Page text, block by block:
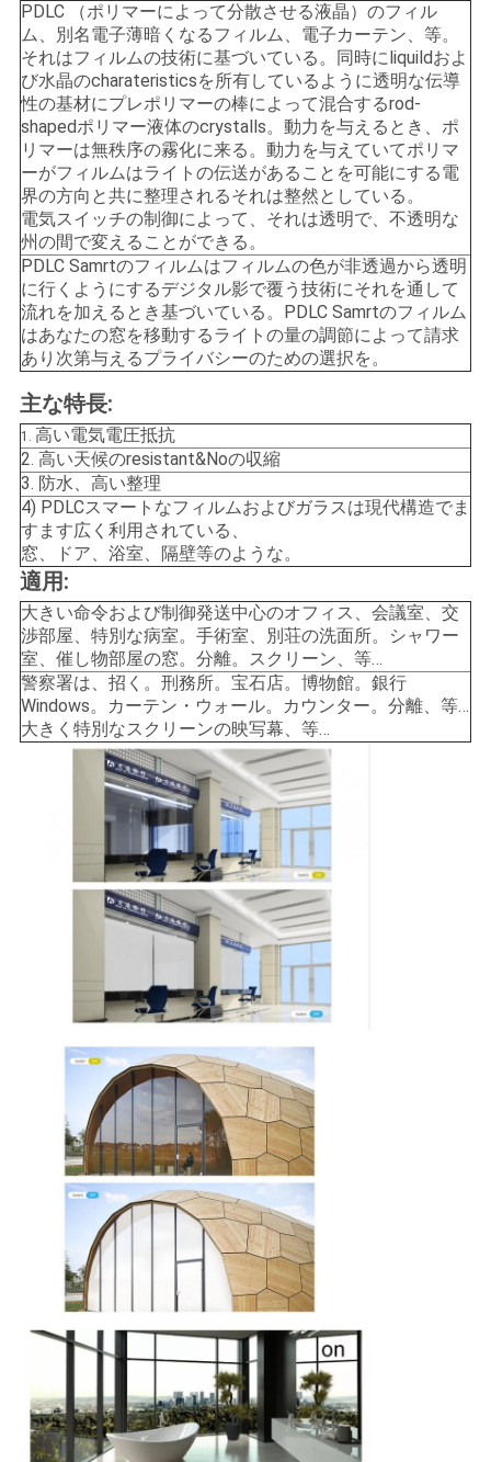
お
問
い
合
わ
せ
ニ
ュ
ー
ス
事
例
ブ
ロ
グ
PDLC （ポリマーによって分散させる液晶）のフィル
ム、別名電子薄暗くなるフィルム、電子カーテン、等。
それはフィルムの技術に基づいている。同時にliquildおよ
び水晶のcharateristicsを所有しているように透明な伝導
性の基材にプレポリマーの棒によって混合するrod-
shapedポリマー液体のcrystalls。動力を与えるとき、ポ
リマーは無秩序の霧化に来る。動力を与えていてポリマ
ーがフィルムはライトの伝送があることを可能にする電
界の方向と共に整理されるそれは整然としている。
電気スイッチの制御によって、それは透明で、不透明な
州の間で変えることができる。
PDLC Samrtのフィルムはフィルムの色が非透過から透明
に行くようにするデジタル影で覆う技術にそれを通して
流れを加えるとき基づいている。PDLC Samrtのフィルム
はあなたの窓を移動するライトの量の調節によって請求
あり次第与えるプライバシーのための選択を。
主な特長:
1. 高い電気電圧抵抗
2. 高い天候のresistant&Noの収縮
3. 防水、高い整理
4) PDLCスマートなフィルムおよびガラスは現代構造でま
すます広く利用されている、
窓、ドア、浴室、隔壁等のような。
適用:
大きい命令および制御発送中心のオフィス、会議室、交
渉部屋、特別な病室。手術室、別荘の洗面所。シャワー
室、催し物部屋の窓。分離。スクリーン、等…
警察署は、招く。刑務所。宝石店。博物館。銀行
Windows。カーテン・ウォール。カウンター。分離、等…
大きく特別なスクリーンの映写幕、等…